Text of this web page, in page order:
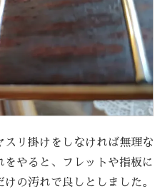
スリ掛けをしなければ無理な
やると、フレットや指板に
の汚れで良しとしました。